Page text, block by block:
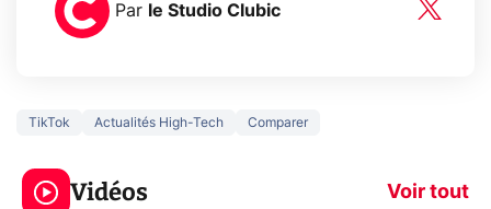
Par le Studio Clubic
TikTok Actualités High-Tech Comparer
Vidéos Voir tout
3 écrans en 1 pour
319€ ? Voici L'AOC
CQ32G4ZA !
prochaine